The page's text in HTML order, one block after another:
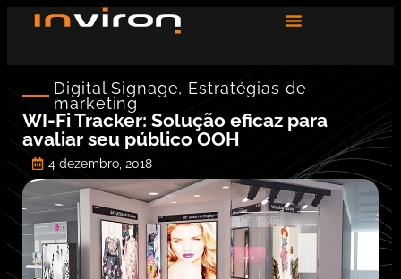
Digital Signage, Estratégias de
marketing
WI-Fi Tracker: Solução eficaz para
avaliar seu público OOH
4 dezembro, 2018